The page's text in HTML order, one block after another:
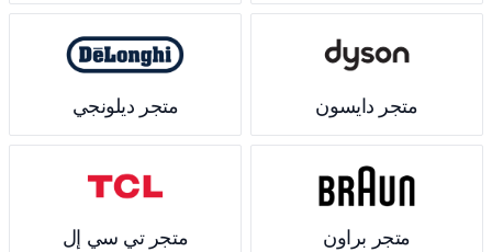
متجر دايسون متجر ديلونجي
متجر براون متجر تي سي إل